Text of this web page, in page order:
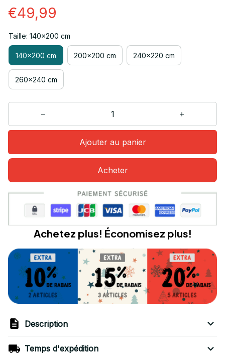
€49,99
Taille: 140x200 cm
140x200 cm 200x200 cm 240x220 cm
260x240 cm
Ajouter au panier
Acheter
Achetez plus! Économisez plus!
Description
Temps d'expédition